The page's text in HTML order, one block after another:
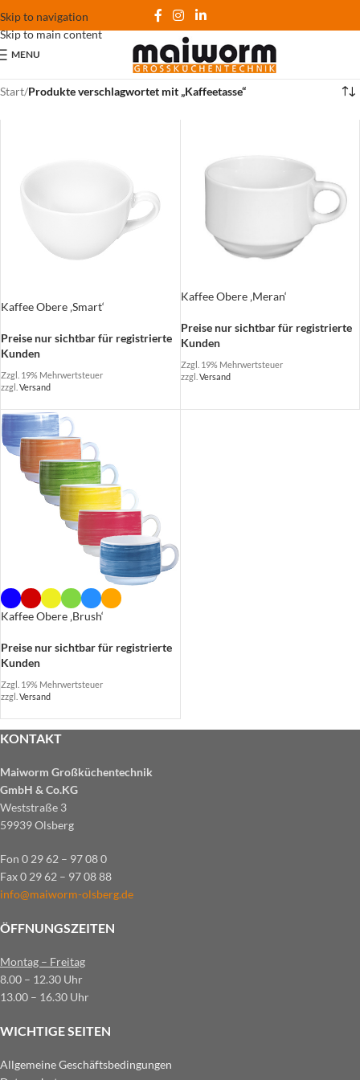
Skip to navigation
Skip to main content
MENU
Start/Produkte verschlagwortet mit „Kaffeetasse“
Kaffee Obere ‚Smart‘
Preise nur sichtbar für registrierte
Kunden
Zzgl. 19% Mehrwertsteuer
zzgl. Versand
Kaffee Obere ‚Meran‘
Preise nur sichtbar für registrierte
Kunden
Zzgl. 19% Mehrwertsteuer
zzgl. Versand
Kaffee Obere ‚Brush‘
Preise nur sichtbar für registrierte
Kunden
Zzgl. 19% Mehrwertsteuer
zzgl. Versand
KONTAKT
Maiworm Großküchentechnik
GmbH & Co.KG
Weststraße 3
59939 Olsberg
Fon 0 29 62 – 97 08 0
Fax 0 29 62 – 97 08 88
info@maiworm-olsberg.de
ÖFFNUNGSZEITEN
Montag – Freitag
8.00 – 12.30 Uhr
13.00 – 16.30 Uhr
WICHTIGE SEITEN
Allgemeine Geschäftsbedingungen